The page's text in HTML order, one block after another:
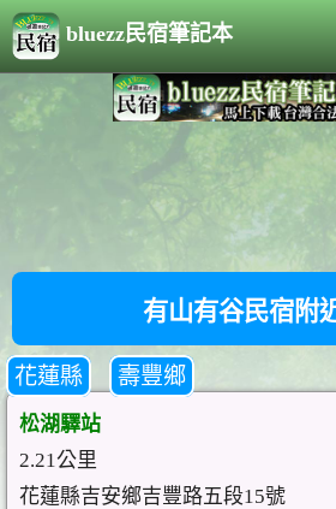
bluezz民宿筆記本
有山有谷民宿附
花蓮縣 壽豐鄉
松湖驛站
2.21公里
花蓮縣吉安鄉吉豐路五段15號